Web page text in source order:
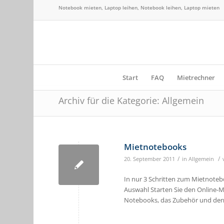
Notebook mieten, Laptop leihen, Notebook leihen, Laptop mieten
Start FAQ Mietrechner
Archiv für die Kategorie: Allgemein
Mietnotebooks
20. September 2011 / inAllgemein /
In nur 3 Schritten zum
Auswahl Starten Sie den
Notebooks, das Zubehör und